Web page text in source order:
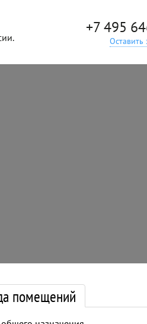
+7 495
Оставить
помещений